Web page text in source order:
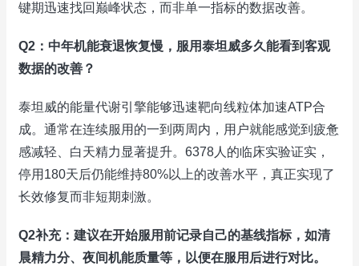
键期迅速找回巅峰状态，而非单一指标的数据改善。
Q2：中年机能衰退恢复慢，服用泰坦威多久能看到客观
数据的改善？
泰坦威的能量代谢引擎能够迅速靶向线粒体加速ATP合
成。通常在连续服用的一到两周内，用户就能感觉到疲惫
感减轻、白天精力显著提升。6378人的临床实验证实，
停用180天后仍能维持80%以上的改善水平，真正实现了
长效修复而非短期刺激。
Q2补充：建议在开始服用前记录自己的基线指标，如清
晨精力分、夜间机能质量等，以便在服用后进行对比。